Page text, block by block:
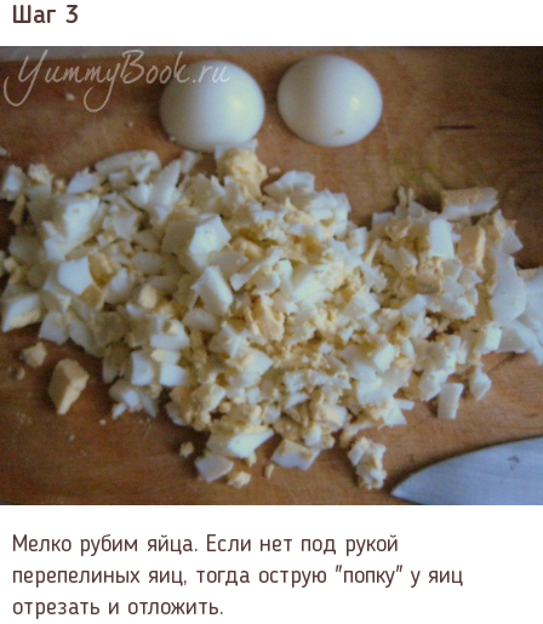
Шаг 3
Мелко рубим яйца. Если нет под рукой
перепелиных яиц, тогда острую "попку" у яиц
отрезать и отложить.